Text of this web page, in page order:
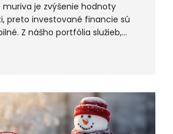
muriva je zvýšenie hodnoty
preto investované financie sú
Z nášho portfólia služieb,…